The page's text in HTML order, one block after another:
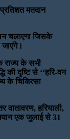
मतदान
चलाएगा जिसके
राज्य के सभी
की दृष्टि से ‘‘हरि-वन
के चिकित्सा
वातावरण, हरियाली,
एक जुलाई से 31